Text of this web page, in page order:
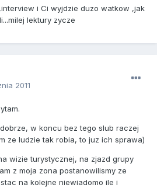
i Ci wyjdzie duzo watkow ,jak
lektury zycze
2011
w koncu bez tego slub raczej
ze ludzie tak robia, to juz ich sprawa)
wizie turystycznej, na zjazd grupy
z moja zona postanowilismy ze
na kolejne niewiadomo ile i